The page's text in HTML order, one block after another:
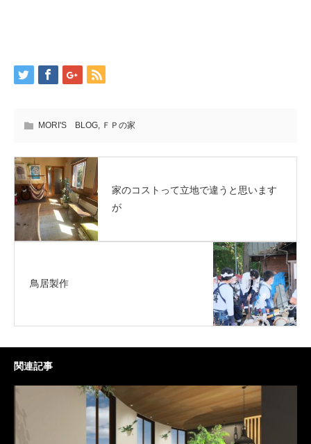
MORI'S BLOG, ＦＰの家
家のコストって立地で違うと思います
が
鳥居製作
関連記事